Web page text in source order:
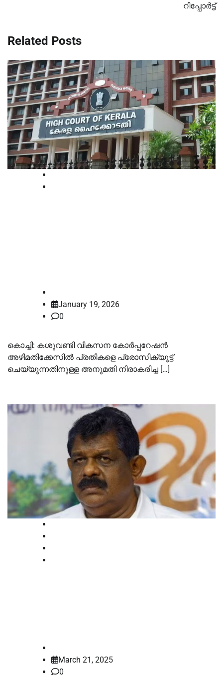
റിപ്പോര്‍ട്ട്
Related Posts
January 19, 2026
0
കൊച്ചി: കശുവണ്ടി വികസന കോർപ്പറേഷൻ
അഴിമതിക്കേസിൽ പ്രതികളെ പ്രോസിക്യൂട്ട്
ചെയ്യുന്നതിനുള്ള അനുമതി നിരാകരിച്ച […]
March 21, 2025
0